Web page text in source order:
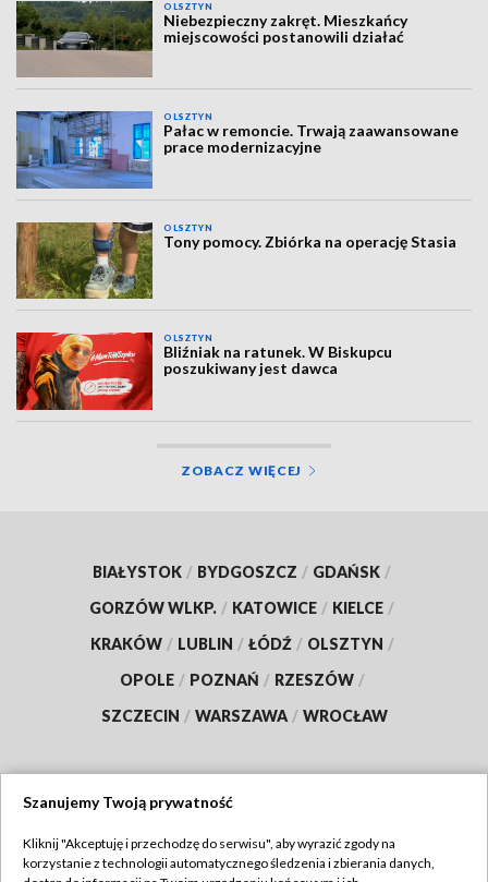
OLSZTYN
Niebezpieczny zakręt. Mieszkańcy
miejscowości postanowili działać
OLSZTYN
Pałac w remoncie. Trwają zaawansowane
prace modernizacyjne
OLSZTYN
Tony pomocy. Zbiórka na operację Stasia
OLSZTYN
Bliźniak na ratunek. W Biskupcu
poszukiwany jest dawca
ZOBACZ WIĘCEJ
BIAŁYSTOK / BYDGOSZCZ / GDAŃSK /
GORZÓW WLKP. / KATOWICE / KIELCE /
KRAKÓW / LUBLIN / ŁÓDŹ / OLSZTYN /
OPOLE / POZNAŃ / RZESZÓW /
SZCZECIN / WARSZAWA / WROCŁAW
TVP
Szanujemy Twoją prywatność
Kliknij "Akceptuję i przechodzę do serwisu", aby wyrazić zgody na
korzystanie z technologii automatycznego śledzenia i zbierania danych,